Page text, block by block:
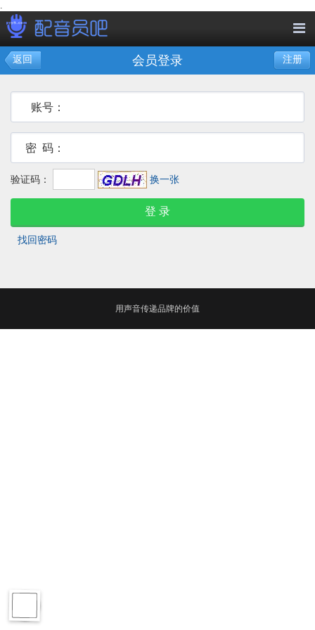
.
返回 会员登录 注册
账号：
密 码：
验证码： 换一张
找回密码
用声音传递品牌的价值